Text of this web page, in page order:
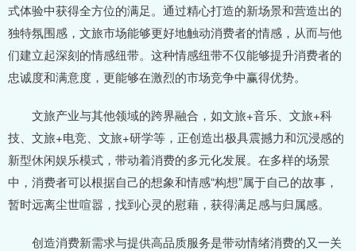
式体验中获得全方位的满足。通过精心打造的新场景和营造出的
独特氛围感，文旅市场能够更好地触动消费者的情感，从而与他
们建立起深刻的情感纽带。这种情感纽带不仅能够提升消费者的
忠诚度和满意度，更能够在激烈的市场竞争中赢得优势。
文旅产业与其他领域的跨界融合，如文旅+音乐、文旅+科
技、文旅+电竞、文旅+研学等，正创造出极具震撼力和沉浸感的
新型休闲娱乐模式，带动着消费的多元化发展。在多样的场景
中，消费者可以根据自己的想象和情感“构想”属于自己的故事，
暂时远离尘世喧嚣，找到心灵的慰藉，获得满足感与归属感。
创造消费新需求与提供高品质服务是带动情绪消费的又一关